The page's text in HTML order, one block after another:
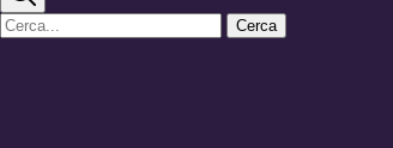
Cerca